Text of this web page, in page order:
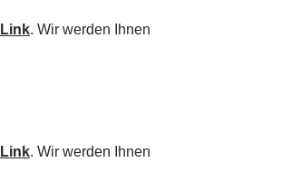
. Wir werden Ihnen
. Wir werden Ihnen